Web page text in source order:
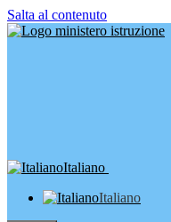
Salta al contenuto
Italiano
Italiano